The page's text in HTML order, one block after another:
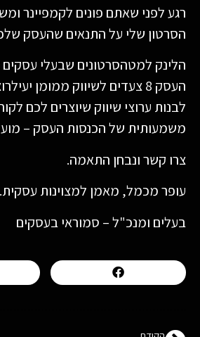
רגע לפני שאתם פונים לקמפיינר
הסרטון שלי על התנאים שהעסק
הלינק למטהסרטונים שבעלי עסקים
העסק 8 צעדים לשיווק ממומן
לבנות ערוצי שיווק שיוצרים לכם
משמעותית של הכנסות העסק –
צרו קשר ונבחן התאמה.
עופר מכמל, מאמן למצוינות עסקית.
בעלים ומנכ"ל – סמוראי בעסקים